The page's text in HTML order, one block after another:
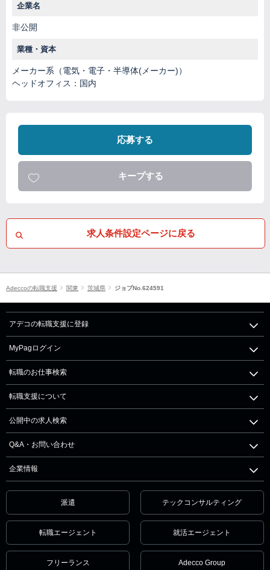
企業名
非公開
業種・資本
メーカー系（電気・電子・半導体(メーカー)）
ヘッドオフィス：国内
応募する
キープする
求人条件設定ページに戻る
Adeccoの転職支援 関東 茨城県 ジョブNo.624591
アデコの転職支援に登録
MyPagログイン
転職のお仕事検索
転職支援について
公開中の求人検索
Q&A・お問い合わせ
企業情報
派遣 テックコンサルティング
転職エージェント 就活エージェント
フリーランス Adecco Group